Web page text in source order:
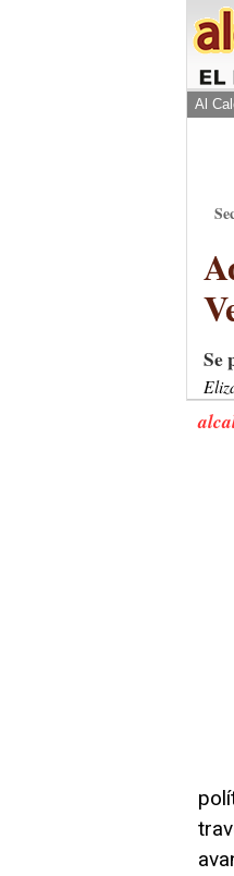
Al
Se